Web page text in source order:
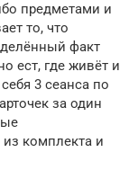
предметами и
то, что
факт
ест, где живёт и
3 сеанса по
за один
комплекта и